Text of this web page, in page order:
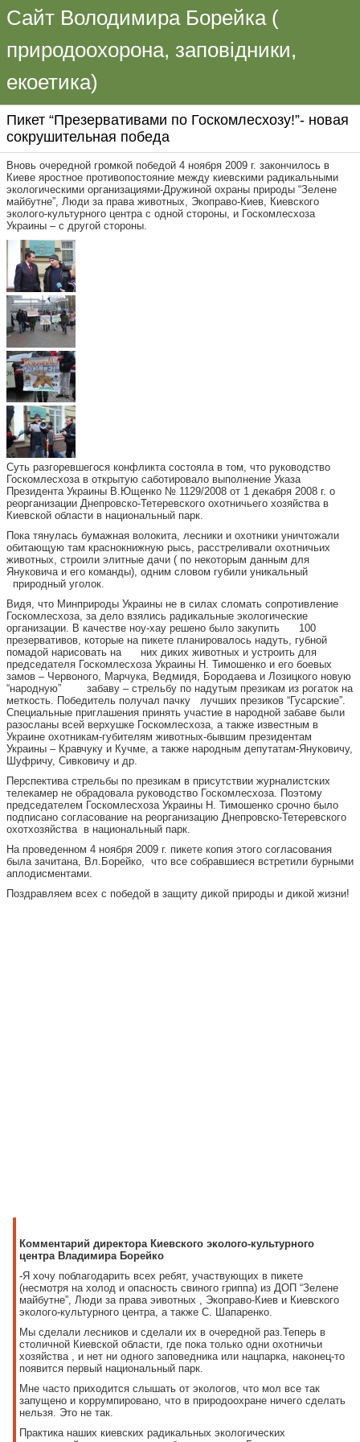
Сайт Володимира Борейка (
природоохорона, заповідники,
екоетика)
Пикет “Презервативами по Госкомлесхозу!”- новая
сокрушительная победа
Вновь очередной громкой победой 4 ноября 2009 г. закончилось в
Киеве яростное противопостояние между киевскими радикальными
экологическими организациями-Дружиной охраны природы “Зелене
майбутне”, Люди за права животных, Экоправо-Киев, Киевского
эколого-культурного центра с одной стороны, и Госкомлесхоза
Украины – с другой стороны.
Суть разгоревшегося конфликта состояла в том, что руководство
Госкомлесхоза в открытую саботировало выполнение Указа
Президента Украины В.Ющенко № 1129/2008 от 1 декабря 2008 г. о
реорганизации Днепровско-Тетеревского охотничьего хозяйства в
Киевской области в национальный парк.
Пока тянулась бумажная волокита, лесники и охотники уничтожали
обитающую там краснокнижную рысь, расстреливали охотничьих
животных, строили элитные дачи ( по некоторым данным для
Януковича и его команды), одним словом губили уникальный
природный уголок.
Видя, что Минприроды Украины не в силах сломать сопротивление
Госкомлесхоза, за дело взялись радикальные экологические
организации. В качестве ноу-хау решено было закупить 100
презервативов, которые на пикете планировалось надуть, губной
помадой нарисовать на них диких животных и устроить для
председателя Госкомлесхоза Украины Н. Тимошенко и его боевых
замов – Червоного, Марчука, Ведмидя, Бородаева и Лозицкого новую
“народную” забаву – стрельбу по надутым презикам из рогаток на
меткость. Победитель получал пачку
лучших презиков “Гусарские”.
Специальные приглашения принять участие в народной забаве были
разосланы всей верхушке Госкомлесхоза, а также известным в
Украине охотникам-губителям животных-бывшим президентам
Украины – Кравчуку и Кучме, а также народным депутатам-Януковичу,
Шуфричу, Сивковичу и др.
Перспектива стрельбы по презикам в присутствии журналистских
телекамер не обрадовала руководство Госкомлесхоза. Поэтому
председателем Госкомлесхоза Украины Н. Тимошенко срочно было
подписано согласование на реорганизацию Днепровско-Тетеревского
охотхозяйства в национальный парк.
На проведенном 4 ноября 2009 г. пикете копия этого согласования
была зачитана, Вл.Борейко, что все собравшиеся встретили бурными
аплодисментами.
Поздравляем всех с победой в защиту дикой природы и дикой жизни!
Комментарий директора Киевского эколого-культурного
центра Владимира Борейко
-Я хочу поблагодарить всех ребят, участвующих в пикете
(несмотря на холод и опасность свиного гриппа) из ДОП “Зелене
майбутне”, Люди за права эивотных , Экоправо-Киев и Киевского
эколого-культурного центра, а также С. Шапаренко.
Мы сделали лесников и сделали их в очередной раз.Теперь в
столичной Киевской области, где пока только одни охотничьи
хозяйства , и нет ни одного заповедника или нацпарка, наконец-то
появится первый национальный парк.
Мне часто приходится слышать от экологов, что мол все так
запущено и коррумпировано, что в природоохране ничего сделать
нельзя. Это не так.
Практика наших киевских радикальных экологических